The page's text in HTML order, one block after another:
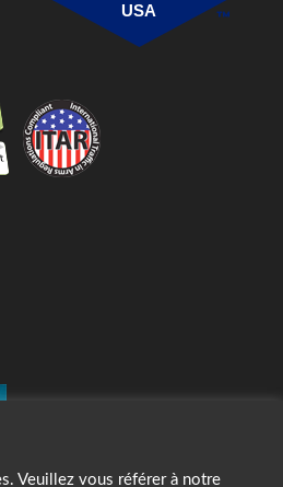
USA
Veuillez vous référer à notre